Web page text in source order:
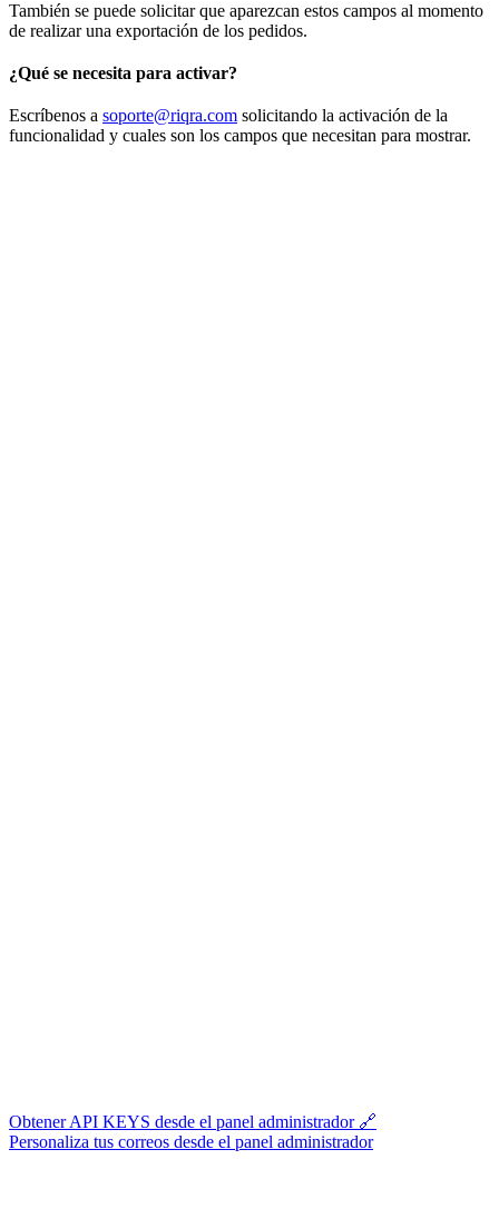
También se puede solicitar que aparezcan estos campos al momento
de realizar una exportación de los pedidos.
¿Qué se necesita para activar?
Escríbenos a soporte@riqra.com solicitando la activación de la
funcionalidad y cuales son los campos que necesitan para mostrar.
Obtener API KEYS desde el panel administrador 🔗
Personaliza tus correos desde el panel administrador